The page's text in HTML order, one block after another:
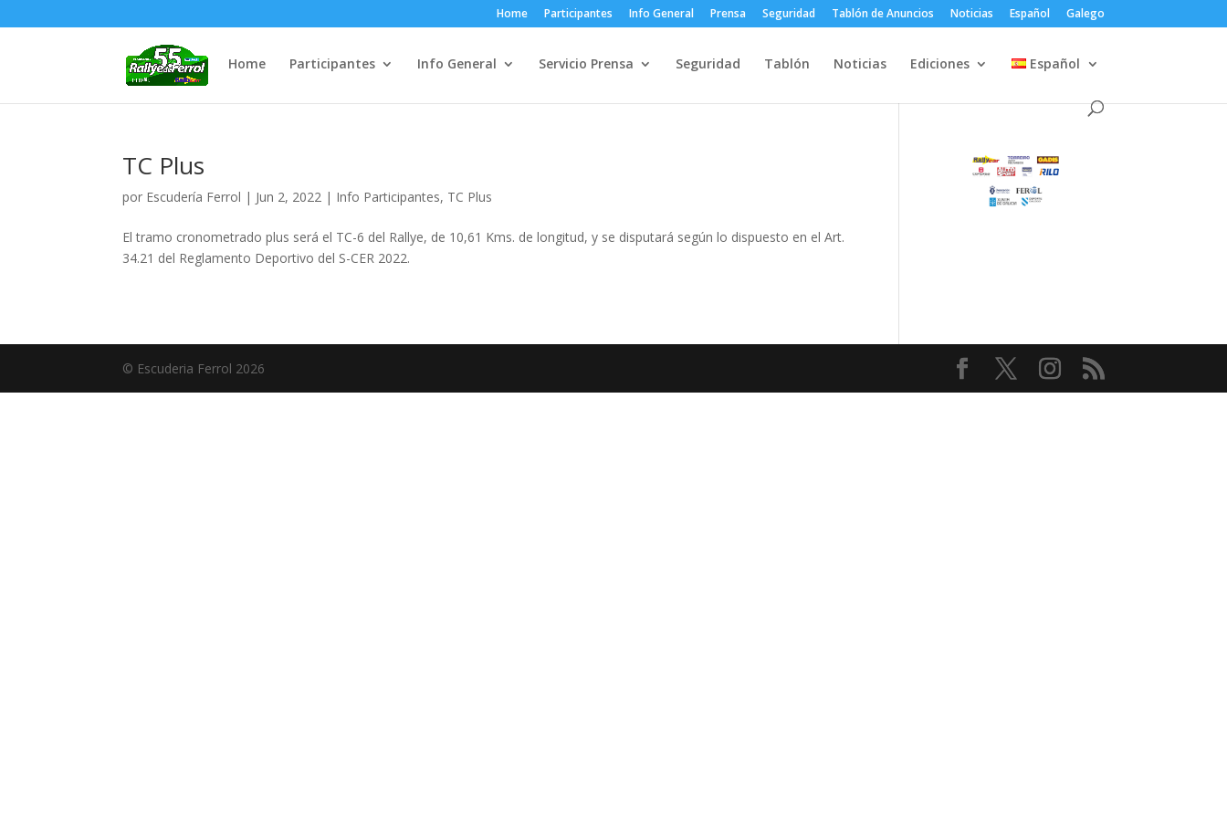
Home Participantes Info General Prensa Seguridad Tablón de Anuncios Noticias Español Galego
Home Participantes Info General Servicio Prensa Seguridad Tablón Noticias Ediciones Español
TC Plus
por Escudería Ferrol | Jun 2, 2022 | Info Participantes, TC Plus
El tramo cronometrado plus será el TC-6 del Rallye, de 10,61 Kms. de longitud, y se disputará según lo dispuesto en el Art.
34.21 del Reglamento Deportivo del S-CER 2022.
© Escuderia Ferrol 2026